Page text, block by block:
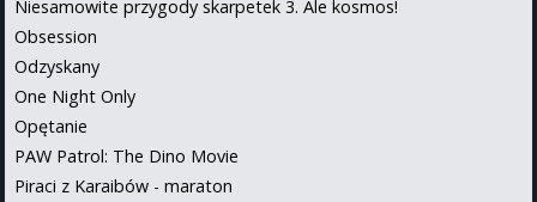
Niesamowite przygody skarpetek 3. Ale kosmos!
Obsession
Odzyskany
One Night Only
Opętanie
PAW Patrol: The Dino Movie
Piraci z Karaibów - maraton